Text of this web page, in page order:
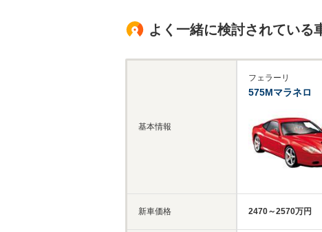
よく一緒に検討されている
基本情報
新車価格
フェラーリ
575Mマラネロ
2470～2570万円